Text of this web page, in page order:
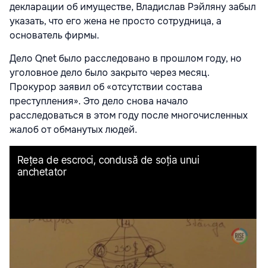
декларации об имуществе, Владислав Рэйляну забыл
указать, что его жена не просто сотрудница, а
основатель фирмы.
Дело Qnet было расследовано в прошлом году, но
уголовное дело было закрыто через месяц.
Прокурор заявил об «отсутствии состава
преступления». Это дело снова начало
расследоваться в этом году после многочисленных
жалоб от обманутых людей.